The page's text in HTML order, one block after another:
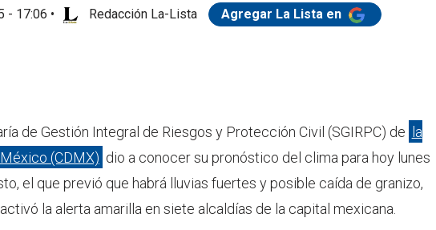
- 17:06 • Redacción La-Lista Agregar La Lista en
de Gestión Integral de Riesgos y Protección Civil (SGIRPC) de la
(CDMX) dio a conocer su pronóstico del clima para hoy lunes
el que previó que habrá lluvias fuertes y posible caída de granizo,
la alerta amarilla en siete alcaldías de la capital mexicana.